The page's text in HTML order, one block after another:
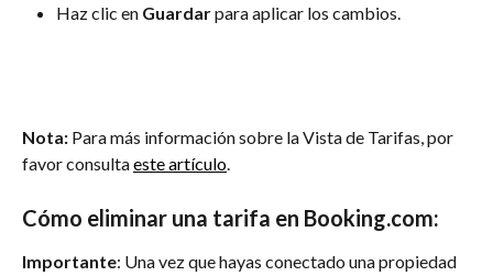
Haz clic en Guardar para aplicar los cambios.
Nota: Para más información sobre la Vista de Tarifas, por
favor consulta este artículo.
Cómo eliminar una tarifa en Booking.com:
Importante: Una vez que hayas conectado una propiedad